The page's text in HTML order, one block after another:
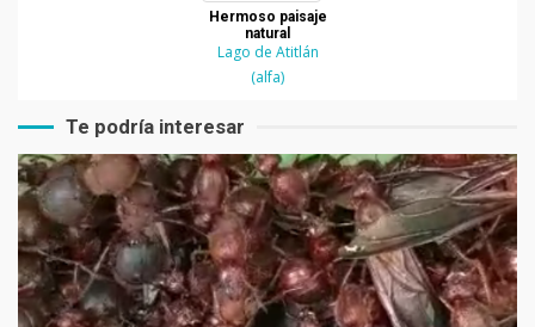
Hermoso paisaje
natural
Lago de Atitlán
(alfa)
Te podría interesar